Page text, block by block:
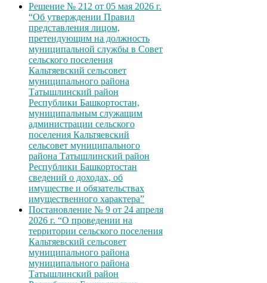
Решение № 212 от 05 мая 2026 г.
“Об утверждении Правил
представления лицом,
претендующим на должность
муниципальной службы в Совет
сельского поселения
Кальтяевский сельсовет
муниципального района
Татышлинский район
Республики Башкортостан,
муниципальным служащим
администрации сельского
поселения Кальтяевский
сельсовет муниципального
района Татышлинский район
Республики Башкортостан
сведений о доходах, об
имуществе и обязательствах
имущественного характера”
Постановление № 9 от 24 апреля
2026 г. “О проведении на
территории сельского поселения
Кальтяевский сельсовет
муниципального района
муниципального района
Татышлинский район